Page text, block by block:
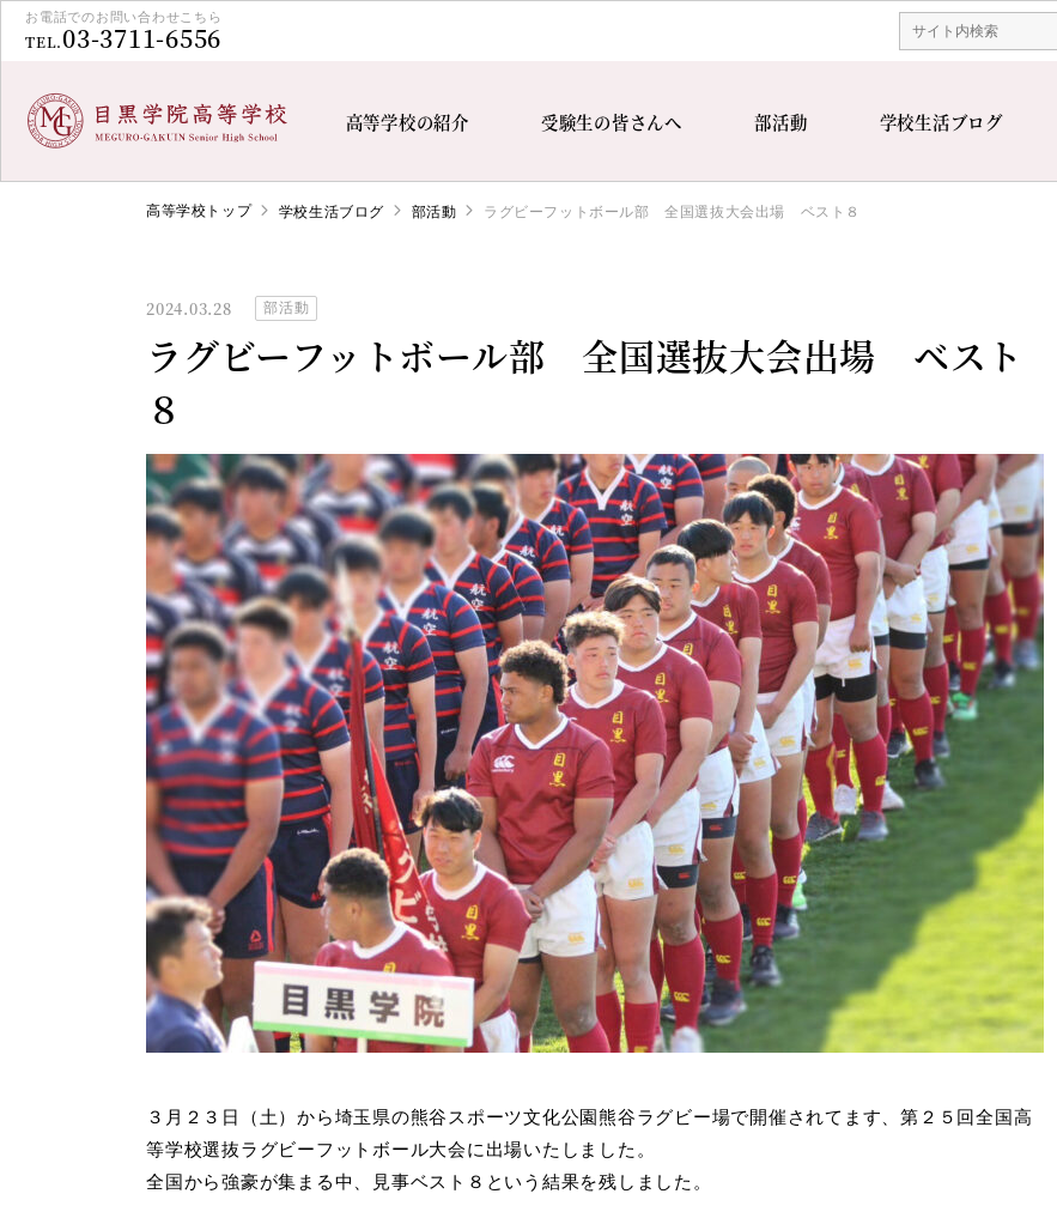
高等学校の紹介 受験生の皆さんへ 部活動 学校生活ブログ
お電話でのお問い合わせこちら
TEL.03-3711-6556
高等学校トップ 学校生活ブログ 部活動 ラグビーフットボール部 全国選抜大会出場 ベスト８
2024.03.28 部活動
ラグビーフットボール部 全国選抜大会出場 ベスト
８
３月２３日（土）から埼玉県の熊谷スポーツ文化公園熊谷ラグビー場で開催されてます、第２５回全国高
等学校選抜ラグビーフットボール大会に出場いたしました。
全国から強豪が集まる中、見事ベスト８という結果を残しました。